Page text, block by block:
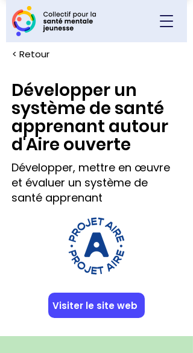
< Retour
Développer un
système de santé
apprenant autour
d'Aire ouverte
Développer, mettre en œuvre
et évaluer un système de
santé apprenant
Visiter le site web